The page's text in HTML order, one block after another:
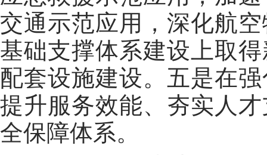
交通示范应用，深化航
基础支撑体系建设上取
配套设施建设。五是在
提升服务效能、夯实人
全保障体系。